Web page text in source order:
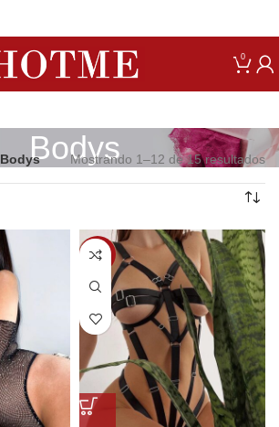
0
Bodys
Bodys Mostrando 1–12 de 15 resultados
-10%